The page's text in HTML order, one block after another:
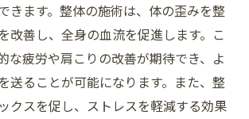
きます。整体の施術は、体の歪みを整
改善し、全身の血流を促進します。こ
な疲労や肩こりの改善が期待でき、よ
送ることが可能になります。また、整
クスを促し、ストレスを軽減する効果